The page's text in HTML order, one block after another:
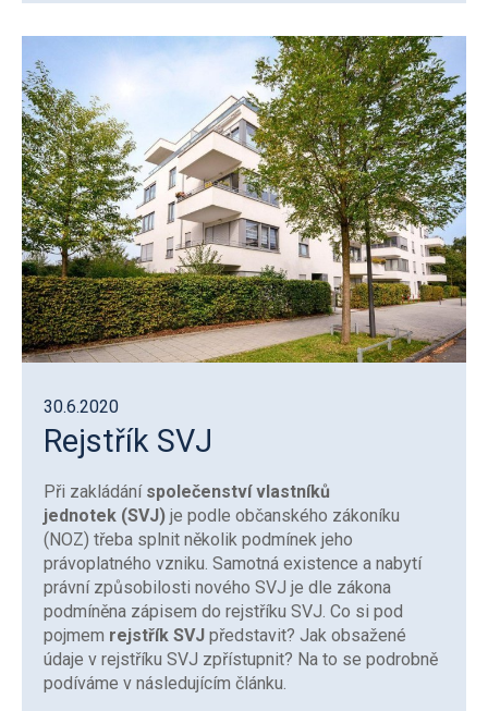
30.6.2020
Rejstřík SVJ
Při zakládání společenství vlastníků
jednotek (SVJ) je podle občanského zákoníku
(NOZ) třeba splnit několik podmínek jeho
právoplatného vzniku. Samotná existence a nabytí
právní způsobilosti nového SVJ je dle zákona
podmíněna zápisem do rejstříku SVJ. Co si pod
pojmem rejstřík SVJ představit? Jak obsažené
údaje v rejstříku SVJ zpřístupnit? Na to se podrobně
podíváme v následujícím článku.